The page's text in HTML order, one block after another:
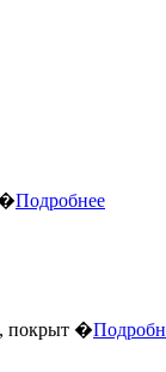
Подробнее
покрыт �